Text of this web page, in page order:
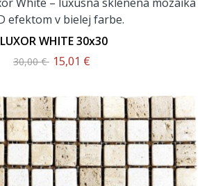
LUXOR WHITE 30x30
30,00 € 15,01 €